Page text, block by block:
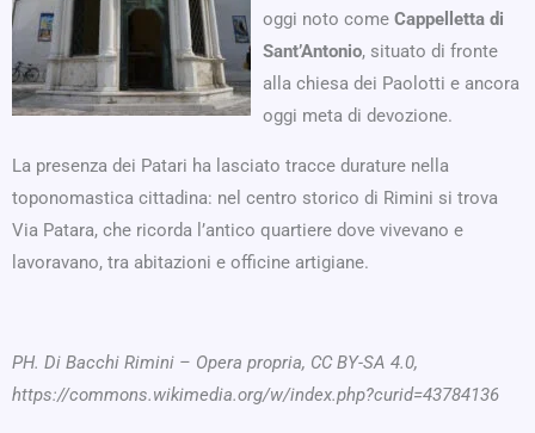
oggi noto come Cappelletta di
Sant’Antonio, situato di fronte
alla chiesa dei Paolotti e ancora
oggi meta di devozione.
La presenza dei Patari ha lasciato tracce durature nella
toponomastica cittadina: nel centro storico di Rimini si trova
Via Patara, che ricorda l’antico quartiere dove vivevano e
lavoravano, tra abitazioni e officine artigiane.
PH. Di Bacchi Rimini – Opera propria, CC BY-SA 4.0,
https://commons.wikimedia.org/w/index.php?curid=43784136